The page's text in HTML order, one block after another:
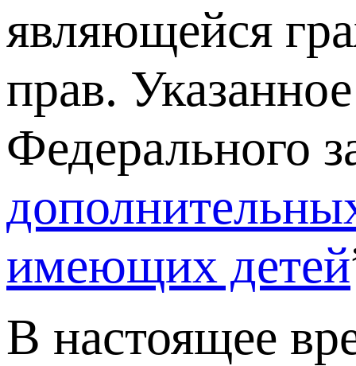
являющейся
прав.
Федерального
имеющих детей
В настоящее